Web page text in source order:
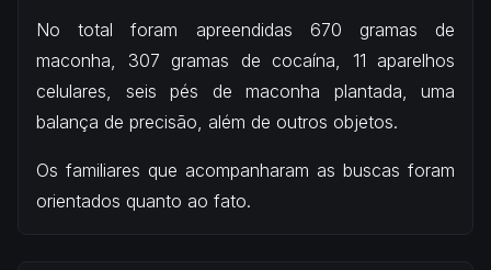
No total foram apreendidas 670 gramas de
maconha, 307 gramas de cocaína, 11 aparelhos
celulares, seis pés de maconha plantada, uma
balança de precisão, além de outros objetos.
Os familiares que acompanharam as buscas foram
orientados quanto ao fato.